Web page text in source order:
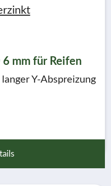
mm für Reifen
Y-Abspreizung